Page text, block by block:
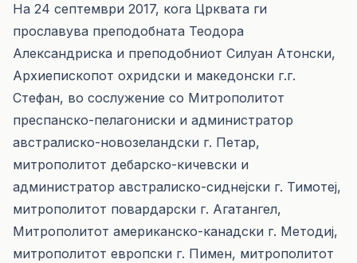
На 24 септември 2017, кога Црквата ги
прославува преподобната Теодора
Александриска и преподобниот Силуан Атонски,
Архиепископот охридски и македонски г.г.
Стефан, во сослужение со Митрополитот
преспанско-пелагониски и администратор
австралиско-новозеландски г. Петар,
митрополитот дебарско-кичевски и
администратор австралиско-сиднејски г. Тимотеј,
митрополитот повардарски г. Агатангел,
Митрополитот американско-канадски г. Методиј,
митрополитот европски г. Пимен, митрополитот